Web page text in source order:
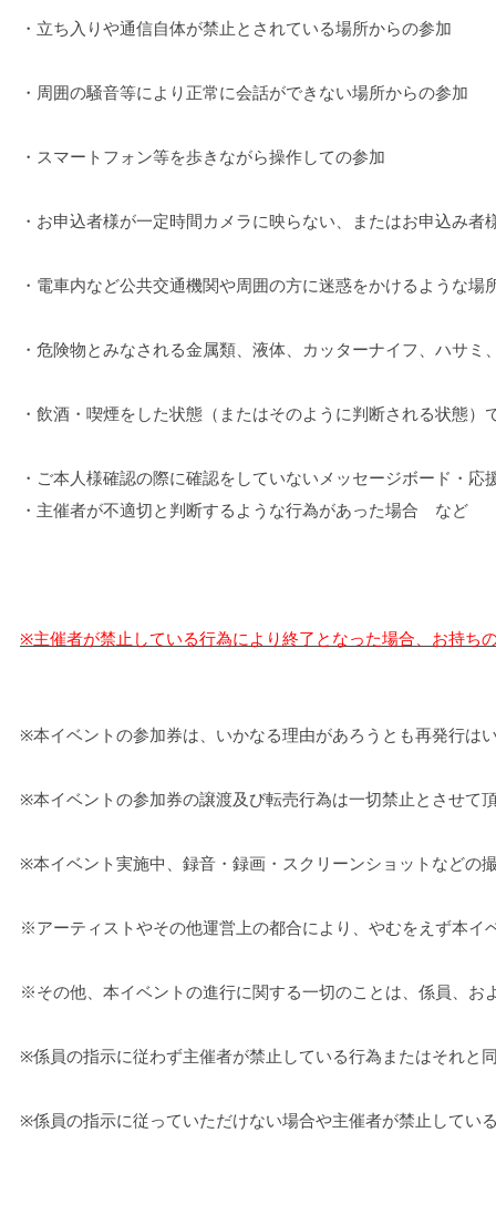
・立ち入りや通信自体が禁止とされている場所からの参加
・周囲の騒音等により正常に会話ができない場所からの参加
・スマートフォン等を歩きながら操作しての参加
・お申込者様が一定時間カメラに映らない、またはお申込み
・電車内など公共交通機関や周囲の方に迷惑をかけるような場
・危険物とみなされる金属類、液体、カッターナイフ、ハサミ
・飲酒・喫煙をした状態（またはそのように判断される状態）
・ご本人様確認の際に確認をしていないメッセージボード・
・主催者が不適切と判断するような行為があった場合　など
※主催者が禁止している行為により終了となった場合、お持ち
※本イベントの参加券は、いかなる理由があろうとも再発行は
※本イベントの参加券の譲渡及び転売行為は一切禁止とさせて
※本イベント実施中、録音・録画・スクリーンショットなどの
※アーティストやその他運営上の都合により、やむをえず本
※その他、本イベントの進行に関する一切のことは、係員、
※係員の指示に従わず主催者が禁止している行為またはそれと
※係員の指示に従っていただけない場合や主催者が禁止してい